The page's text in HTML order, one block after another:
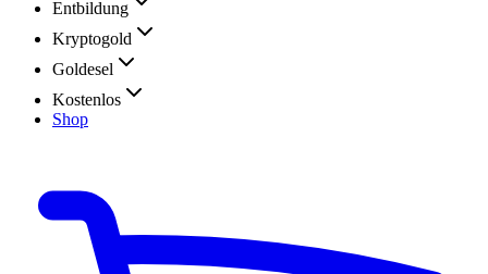
Entbildung
Kryptogold
Goldesel
Kostenlos
Shop